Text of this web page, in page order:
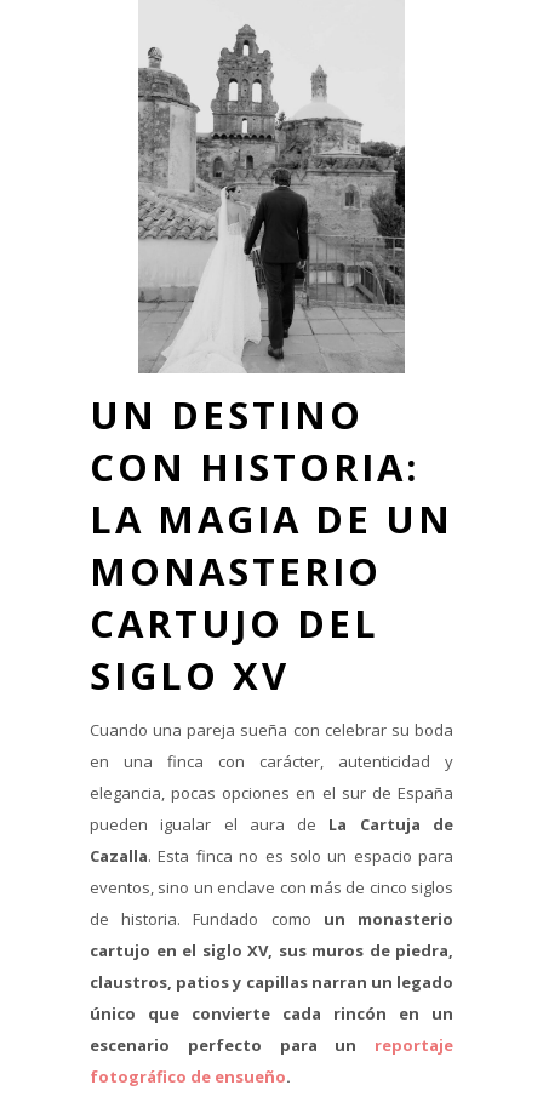
UN DESTINO
CON HISTORIA:
LA MAGIA DE UN
MONASTERIO
CARTUJO DEL
SIGLO XV
Cuando una pareja sueña con celebrar su boda
en una finca con carácter, autenticidad y
elegancia, pocas opciones en el sur de España
pueden igualar el aura de La Cartuja de
Cazalla. Esta finca no es solo un espacio para
eventos, sino un enclave con más de cinco siglos
de historia. Fundado como un monasterio
cartujo en el siglo XV, sus muros de piedra,
claustros, patios y capillas narran un legado
único que convierte cada rincón en un
escenario perfecto para un reportaje
fotográfico de ensueño.